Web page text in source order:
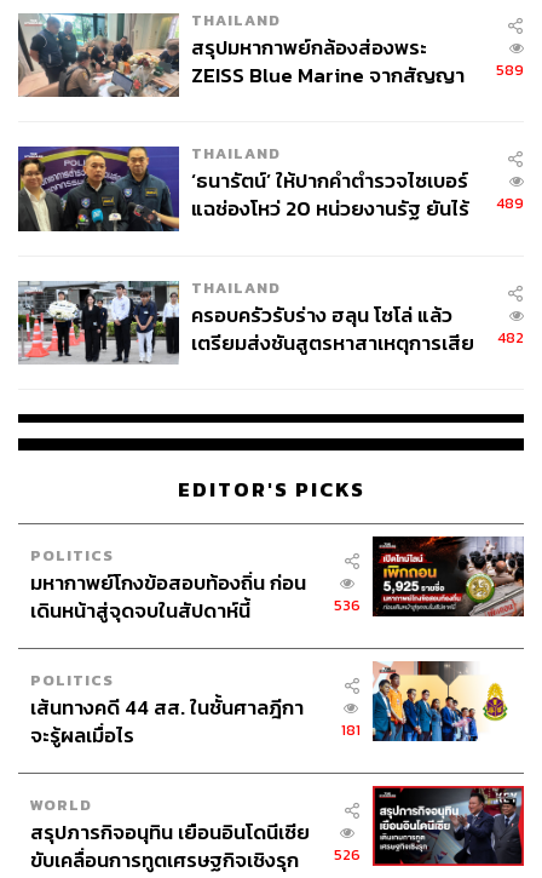
THAILAND
สรุปมหากาพย์กล้องส่องพระ
ZEISS Blue Marine จากสัญญา
จ่ายหนี้-แอบระบุแบรนด์
589
THAILAND
‘ธนารัตน์’ ให้ปากคำตำรวจไซเบอร์
แฉช่องโหว่ 20 หน่วยงานรัฐ ยันไร้
489
THAILAND
ครอบครัวรับร่าง ฮลุน โซโล่ แล้ว
เตรียมส่งชันสูตรหาสาเหตุการเสีย
482
EDITOR'S PICKS
POLITICS
มหากาพย์โกงข้อสอบท้องถิ่น ก่อน
เดินหน้าสู่จุดจบในสัปดาห์นี้
536
POLITICS
เส้นทางคดี 44 สส. ในชั้นศาลฎีกา
จะรู้ผลเมื่อไร
181
WORLD
สรุปภารกิจอนุทิน เยือนอินโดนีเซีย
ขับเคลื่อนการทูตเศรษฐกิจเชิงรุก
526